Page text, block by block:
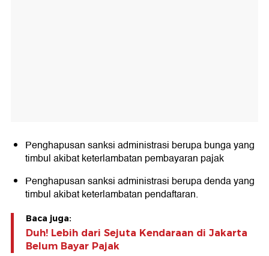
Penghapusan sanksi administrasi berupa bunga yang
timbul akibat keterlambatan pembayaran pajak
Penghapusan sanksi administrasi berupa denda yang
timbul akibat keterlambatan pendaftaran.
Baca juga:
Duh! Lebih dari Sejuta Kendaraan di Jakarta
Belum Bayar Pajak